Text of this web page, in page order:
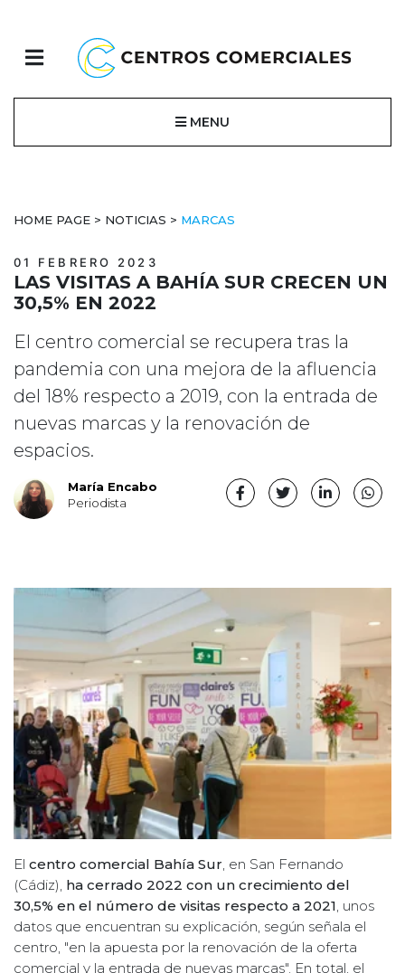
MENU
HOME PAGE > NOTICIAS > MARCAS
01 FEBRERO 2023
LAS VISITAS A BAHÍA SUR CRECEN UN
30,5% EN 2022
El centro comercial se recupera tras la
pandemia con una mejora de la afluencia
del 18% respecto a 2019, con la entrada de
nuevas marcas y la renovación de
espacios.
María Encabo
Periodista
El centro comercial Bahía Sur, en San Fernando
(Cádiz), ha cerrado 2022 con un crecimiento del
30,5% en el número de visitas respecto a 2021, unos
datos que encuentran su explicación, según señala el
centro, "en la apuesta por la renovación de la oferta
comercial y la entrada de nuevas marcas". En total, el